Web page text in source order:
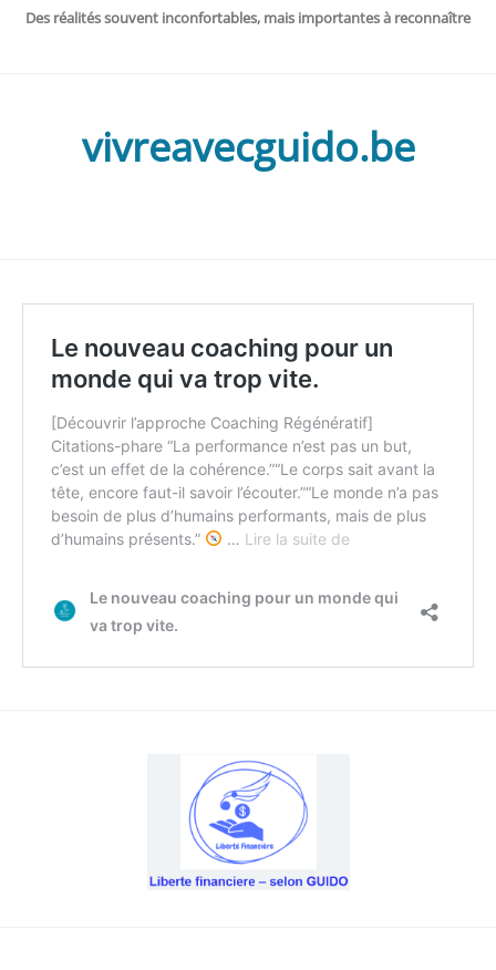
Des réalités souvent inconfortables, mais importantes à reconnaître
vivreavecguido.be